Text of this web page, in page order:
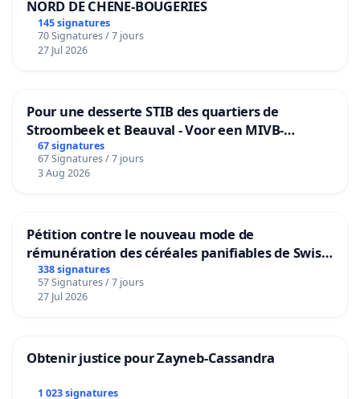
NORD DE CHENE-BOUGERIES
145 signatures
70 Signatures / 7 jours
27 Jul 2026
Pour une desserte STIB des quartiers de
Stroombeek et Beauval - Voor een MIVB-
bediening van de wijken Strombeek en Het
Voor
67 signatures
67 Signatures / 7 jours
3 Aug 2026
Pétition contre le nouveau mode de
rémunération des céréales panifiables de Swiss
granum basé sur la teneur en protéines
338 signatures
57 Signatures / 7 jours
27 Jul 2026
Obtenir justice pour Zayneb-Cassandra
1 023 signatures